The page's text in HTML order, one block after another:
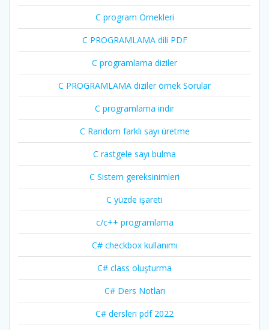
C program Örnekleri
C PROGRAMLAMA dili PDF
C programlama diziler
C PROGRAMLAMA diziler örnek Sorular
C programlama indir
C Random farklı sayı üretme
C rastgele sayı bulma
C Sistem gereksinimleri
C yüzde işareti
c/c++ programlama
C# checkbox kullanımı
C# class oluşturma
C# Ders Notları
C# dersleri pdf 2022